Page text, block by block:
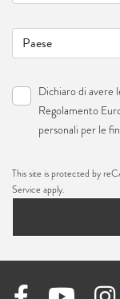
Dichiaro di avere
Regolamento
personali per le
This site is protected by
Service apply.